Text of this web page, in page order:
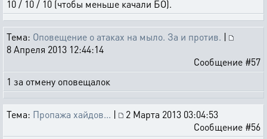
10 / 10 / 10 (чтобы меньше качали БО).
Тема: Оповещение о атаках на мыло. За и против. |
8 Апреля 2013 12:44:14
Сообщение #57
1 за отмену оповещалок
Тема: Пропажа хайдов... |
2 Марта 2013 03:04:53
Сообщение #56